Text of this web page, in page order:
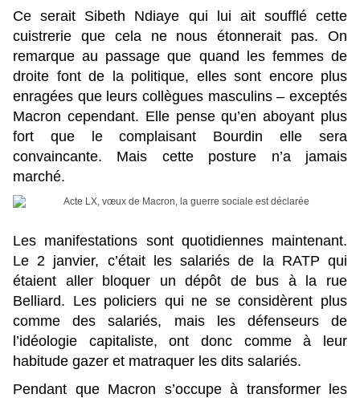
Ce serait Sibeth Ndiaye qui lui ait soufflé cette
cuistrerie que cela ne nous étonnerait pas. On
remarque au passage que quand les femmes de
droite font de la politique, elles sont encore plus
enragées que leurs collègues masculins – exceptés
Macron cependant. Elle pense qu’en aboyant plus
fort que le complaisant Bourdin elle sera
convaincante. Mais cette posture n’a jamais
marché.
Les manifestations sont quotidiennes maintenant.
Le 2 janvier, c’était les salariés de la RATP qui
étaient aller bloquer un dépôt de bus à la rue
Belliard. Les policiers qui ne se considèrent plus
comme des salariés, mais les défenseurs de
l’idéologie capitaliste, ont donc comme à leur
habitude gazer et matraquer les dits salariés.
Pendant que Macron s’occupe à transformer les